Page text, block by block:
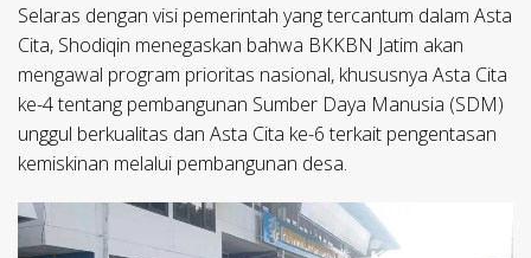
Selaras dengan visi pemerintah yang tercantum dalam Asta
Cita, Shodiqin menegaskan bahwa BKKBN Jatim akan
mengawal program prioritas nasional, khususnya Asta Cita
ke-4 tentang pembangunan Sumber Daya Manusia (SDM)
unggul berkualitas dan Asta Cita ke-6 terkait pengentasan
kemiskinan melalui pembangunan desa.